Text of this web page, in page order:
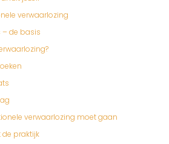
verwaarlozing
– de basis
verwaarlozing moet gaan
praktijk